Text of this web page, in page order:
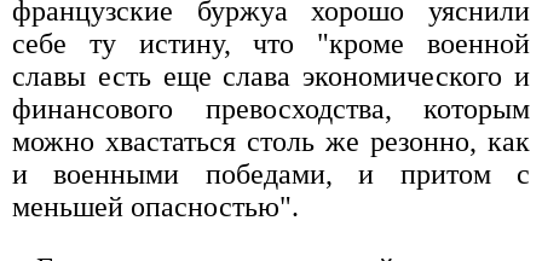
французские буржуа хорошо уяснили
себе ту истину, что "кроме военной
славы есть еще слава экономического и
финансового превосходства, которым
можно хвастаться столь же резонно, как
и военными победами, и притом с
меньшей опасностью".